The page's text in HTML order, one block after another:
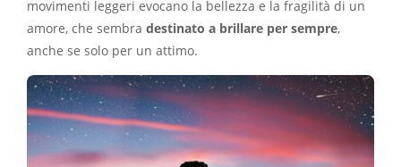
movimenti leggeri evocano la bellezza e la fragilità di un
amore, che sembra destinato a brillare per sempre,
anche se solo per un attimo.